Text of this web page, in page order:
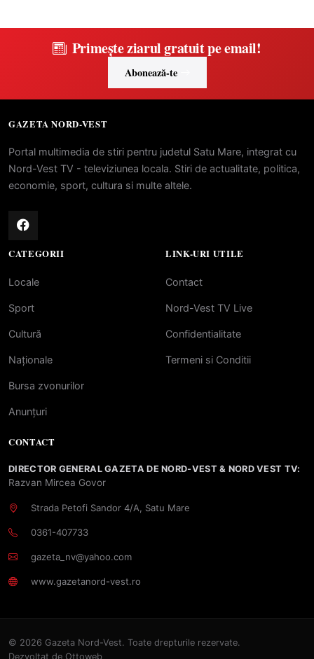
Primește ziarul gratuit pe email!
Abonează-te
GAZETA NORD-VEST
Portal multimedia de stiri pentru judetul Satu Mare, integrat cu
Nord-Vest TV - televiziunea locala. Stiri de actualitate, politica,
economie, sport, cultura si multe altele.
CATEGORII
Locale
Sport
Cultură
Naționale
Bursa zvonurilor
Anunțuri
LINK-URI UTILE
Contact
Nord-Vest TV Live
Confidentialitate
Termeni si Conditii
CONTACT
DIRECTOR GENERAL GAZETA DE NORD-VEST & NORD VEST TV:
Razvan Mircea Govor
Strada Petofi Sandor 4/A, Satu Mare
0361-407733
gazeta_nv@yahoo.com
www.gazetanord-vest.ro
© 2026 Gazeta Nord-Vest. Toate drepturile rezervate.
Dezvoltat de Ottoweb